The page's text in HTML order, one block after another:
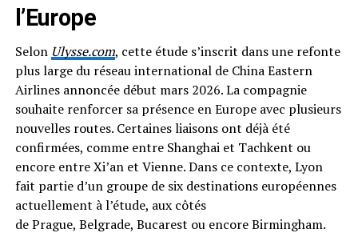
l’Europe
Selon Ulysse.com, cette étude s’inscrit dans une refonte
plus large du réseau international de China Eastern
Airlines annoncée début mars 2026. La compagnie
souhaite renforcer sa présence en Europe avec plusieurs
nouvelles routes. Certaines liaisons ont déjà été
confirmées, comme entre Shanghai et Tachkent ou
encore entre Xi’an et Vienne. Dans ce contexte, Lyon
fait partie d’un groupe de six destinations européennes
actuellement à l’étude, aux côtés
de Prague, Belgrade, Bucarest ou encore Birmingham.